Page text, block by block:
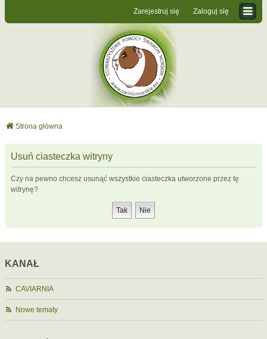
Zaloguj się
Zarejestruj się
Strona główna
Usuń ciasteczka witryny
Czy na pewno chcesz usunąć wszystkie ciasteczka utworzone przez tę
witrynę?
KANAŁ
CAVIARNIA
Nowe tematy